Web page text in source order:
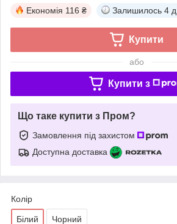
Економія 116 ₴ Залишилось 4
Купити
або
Купити з
Що таке купити з Пром?
Замовлення під захистом
Доступна доставка
Колір
Білий Чорний